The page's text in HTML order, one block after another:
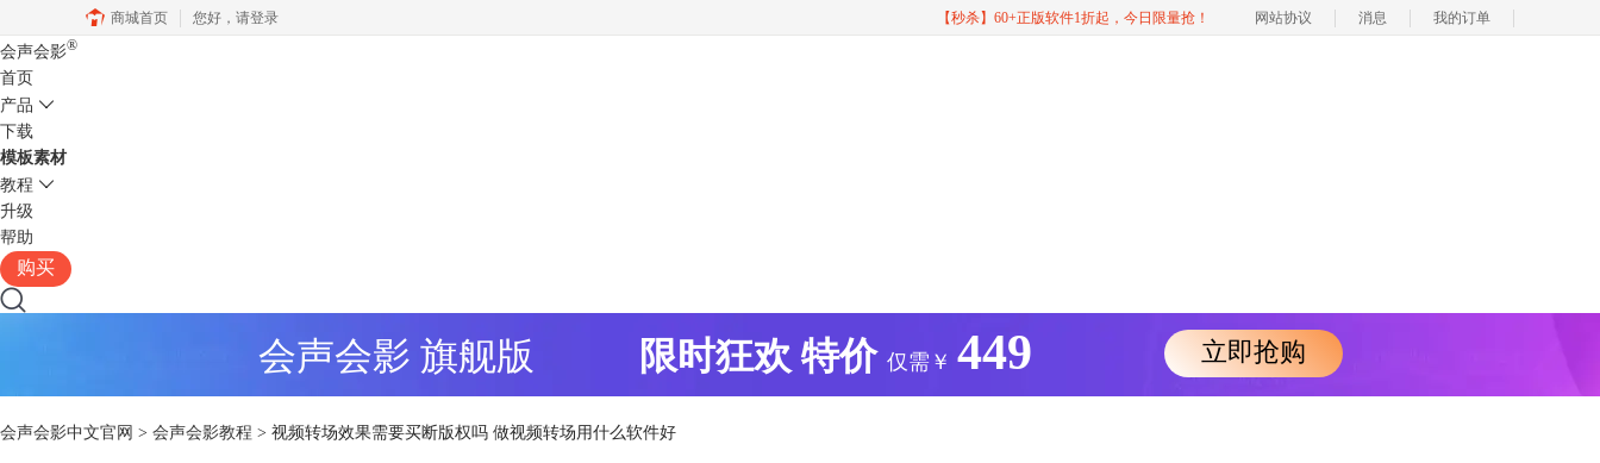
商城首页 您好， 请登录 【秒杀】60+正版软件1折起，今日限量抢！ 网站协议 消息 我的订单
会声会影®
首页
产品
下载
模板素材
教程
升级
帮助
购买
会声会影 旗舰版 限时狂欢 特价 仅需￥ 449 立即抢购
会声会影中文官网 > 会声会影教程 > 视频转场效果需要买断版权吗 做视频转场用什么软件好